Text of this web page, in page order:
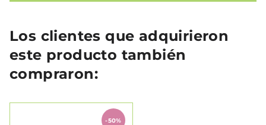
Los clientes que adquirieron
este producto también
compraron:
-50%